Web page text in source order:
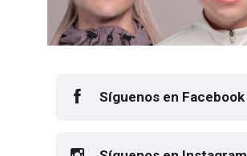
Síguenos en Facebook